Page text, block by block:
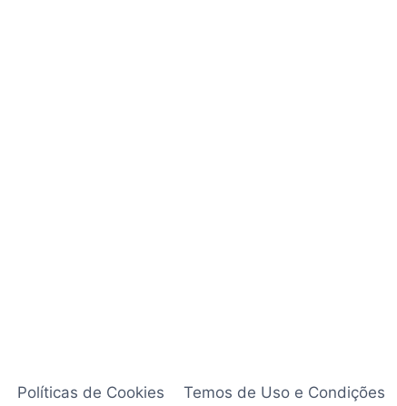
Políticas de Cookies Temos de Uso e Condições